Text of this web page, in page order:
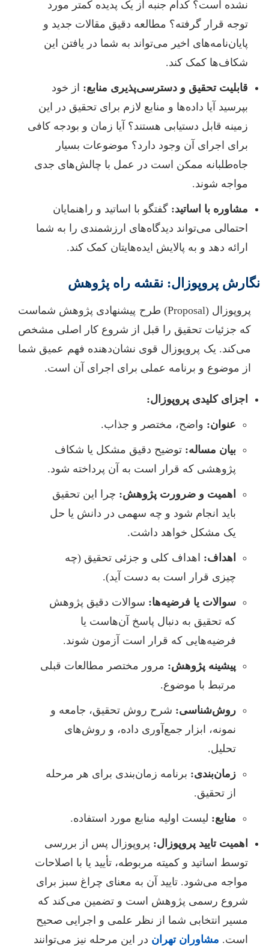
نشده است؟ کدام جنبه از یک پدیده کمتر مورد
توجه قرار گرفته؟ مطالعه دقیق مقالات جدید و
پایان‌نامه‌های اخیر می‌تواند به شما در یافتن این
شکاف‌ها کمک کند.
قابلیت تحقیق و دسترسی‌پذیری منابع: از خود
بپرسید آیا داده‌ها و منابع لازم برای تحقیق در این
زمینه قابل دستیابی هستند؟ آیا زمان و بودجه کافی
برای اجرای آن وجود دارد؟ موضوعات بسیار
جاه‌طلبانه ممکن است در عمل با چالش‌های جدی
مواجه شوند.
مشاوره با اساتید: گفتگو با اساتید و راهنمایان
احتمالی می‌تواند دیدگاه‌های ارزشمندی را به شما
ارائه دهد و به پالایش ایده‌هایتان کمک کند.
نگارش پروپوزال: نقشه راه پژوهش
پروپوزال (Proposal) طرح پیشنهادی پژوهش شماست
که جزئیات تحقیق را قبل از شروع کار اصلی مشخص
می‌کند. یک پروپوزال قوی نشان‌دهنده فهم عمیق شما
از موضوع و برنامه عملی برای اجرای آن است.
اجزای کلیدی پروپوزال:
عنوان: واضح، مختصر و جذاب.
بیان مساله: توضیح دقیق مشکل یا شکاف
پژوهشی که قرار است به آن پرداخته شود.
اهمیت و ضرورت پژوهش: چرا این تحقیق
باید انجام شود و چه سهمی در دانش یا حل
یک مشکل خواهد داشت.
اهداف: اهداف کلی و جزئی تحقیق (چه
چیزی قرار است به دست آید).
سوالات یا فرضیه‌ها: سوالات دقیق پژوهش
که تحقیق به دنبال پاسخ آن‌هاست یا
فرضیه‌هایی که قرار است آزمون شوند.
پیشینه پژوهش: مرور مختصر مطالعات قبلی
مرتبط با موضوع.
روش‌شناسی: شرح روش تحقیق، جامعه و
نمونه، ابزار جمع‌آوری داده، و روش‌های
تحلیل.
زمان‌بندی: برنامه زمان‌بندی برای هر مرحله
از تحقیق.
منابع: لیست اولیه منابع مورد استفاده.
اهمیت تایید پروپوزال: پروپوزال پس از بررسی
توسط اساتید و کمیته مربوطه، تأیید یا با اصلاحات
مواجه می‌شود. تایید آن به معنای چراغ سبز برای
شروع رسمی پژوهش است و تضمین می‌کند که
مسیر انتخابی شما از نظر علمی و اجرایی صحیح
است. مشاوران تهران در این مرحله نیز می‌توانند